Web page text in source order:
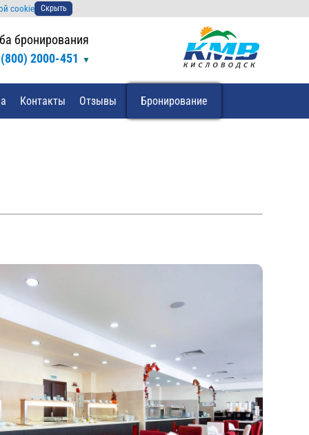
cookie Скрыть
бронирования
2000-451
Контакты Отзывы Бронирование